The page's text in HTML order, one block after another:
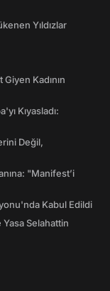
Yıldızlar
Kadının
Kıyasladı:
Değil,
"Manifest’i
Kabul Edildi
Selahattin